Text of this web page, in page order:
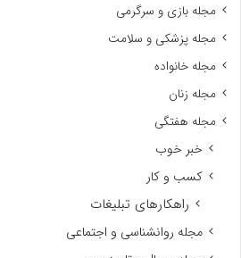
مجله بازی و سرگرمی
مجله پزشکی و سلامت
مجله خانواده
مجله زنان
مجله هفتگی
خبر خوب
کسب و کار
راهکارهای تبلیغات
مجله روانشناسی و اجتماعی